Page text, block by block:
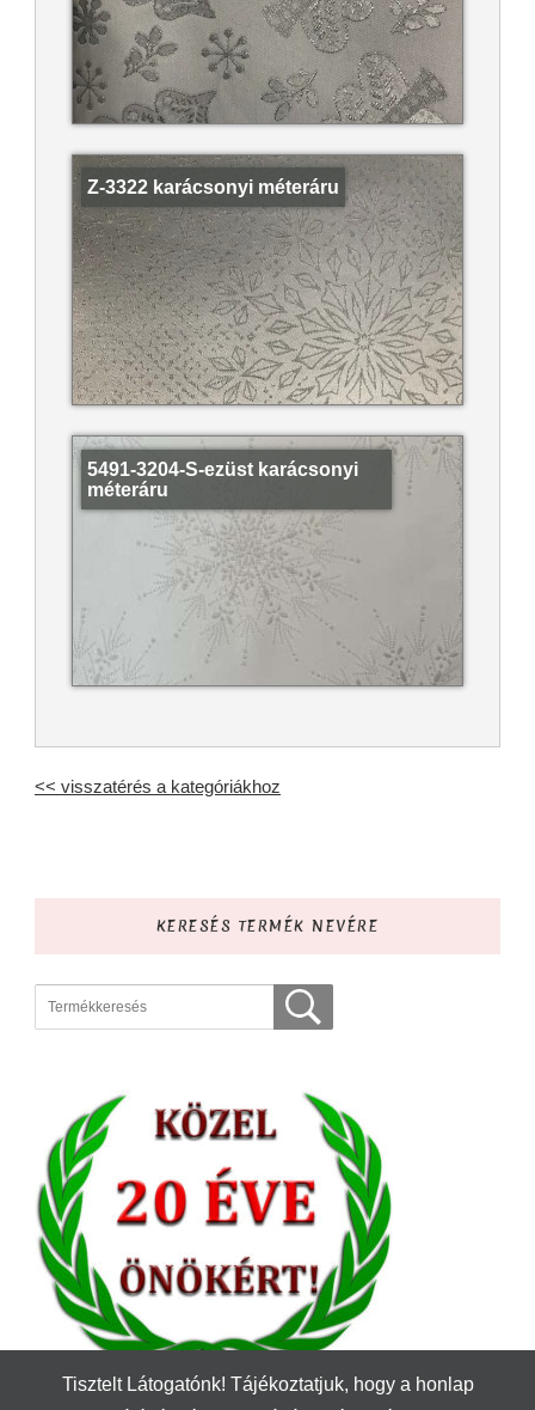
Z-3322 karácsonyi méteráru
5491-3204-S-ezüst karácsonyi
méteráru
<< visszatérés a kategóriákhoz
KERESÉS TERMÉK NEVÉRE
Tisztelt Látogatónk! Tájékoztatjuk, hogy a honlap